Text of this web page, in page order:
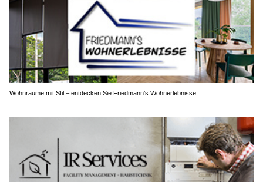
Wohnräume mit Stil – entdecken Sie Friedmann’s Wohnerlebnisse